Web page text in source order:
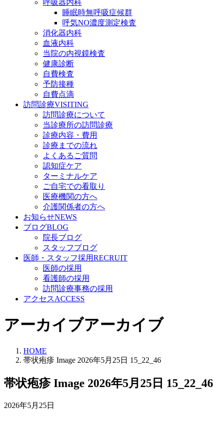
呼吸器内科
睡眠時無呼吸症候群
呼気NO濃度測定検査
消化器内科
血液内科
当院の内視鏡検査
健康診断
自費検査
予防接種
自費点滴
訪問診療VISITING
訪問診療について
当診療所の訪問診療
診療内容・費用
診療までの流れ
よくあるご質問
認知症ケア
ターミナルケア
ご自宅での看取り
医療機関の方へ
介護関係者の方へ
お知らせNEWS
ブログBLOG
院長ブログ
スタッフブログ
医師・スタッフ採用RECRUIT
医師の採用
看護師の採用
訪問診療事務の採用
アクセスACCESS
アーカイブアーカイブ
HOME
帯状疱疹 Image 2026年5月25日 15_22_46
帯状疱疹 Image 2026年5月25日 15_22_46
2026年5月25日